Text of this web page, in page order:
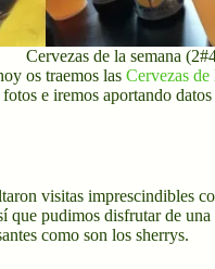
Cervezas de la semana
os traemos las Cervezas de
e iremos aportando
visitas imprescindibles
que pudimos disfrutar de una
como son los sherrys.